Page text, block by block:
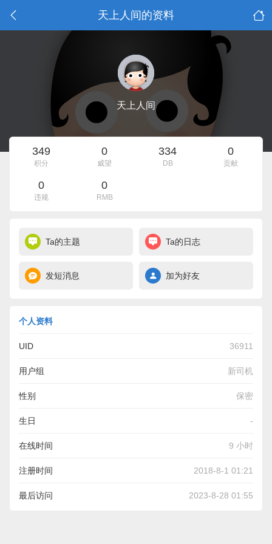
天上人间的资料
天上人间
349
积分
0
威望
334
DB
0
贡献
0
违规
0
RMB
Ta的主题 Ta的日志
发短消息 加为好友
个人资料
UID 36911
用户组 新司机
性别 保密
生日 -
在线时间 9 小时
注册时间 2018-8-1 01:21
最后访问 2023-8-28 01:55